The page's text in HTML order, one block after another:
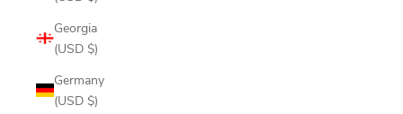
Georgia
(USD $)
Germany
(USD $)